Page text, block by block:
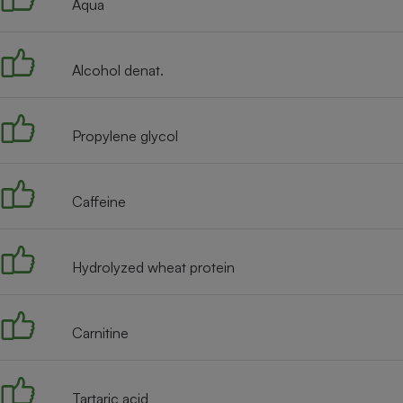
Aqua
Alcohol denat.
Propylene glycol
Caffeine
Hydrolyzed wheat protein
Carnitine
Tartaric acid